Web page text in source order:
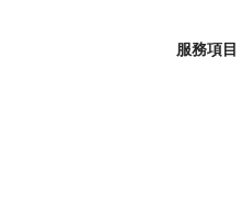
服務項目